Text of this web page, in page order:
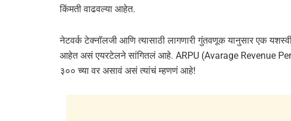
किंमती वाढवल्या आहेत.
नेटवर्क टेक्नॉलजी आणि त्यासाठी लागणारी गुंतवणूक यानुसार एक
आहेत असं एयरटेलने सांगितलं आहे. ARPU (Avarage Revenue Per
३०० च्या वर असावं असं त्यांचं म्हणणं आहे!